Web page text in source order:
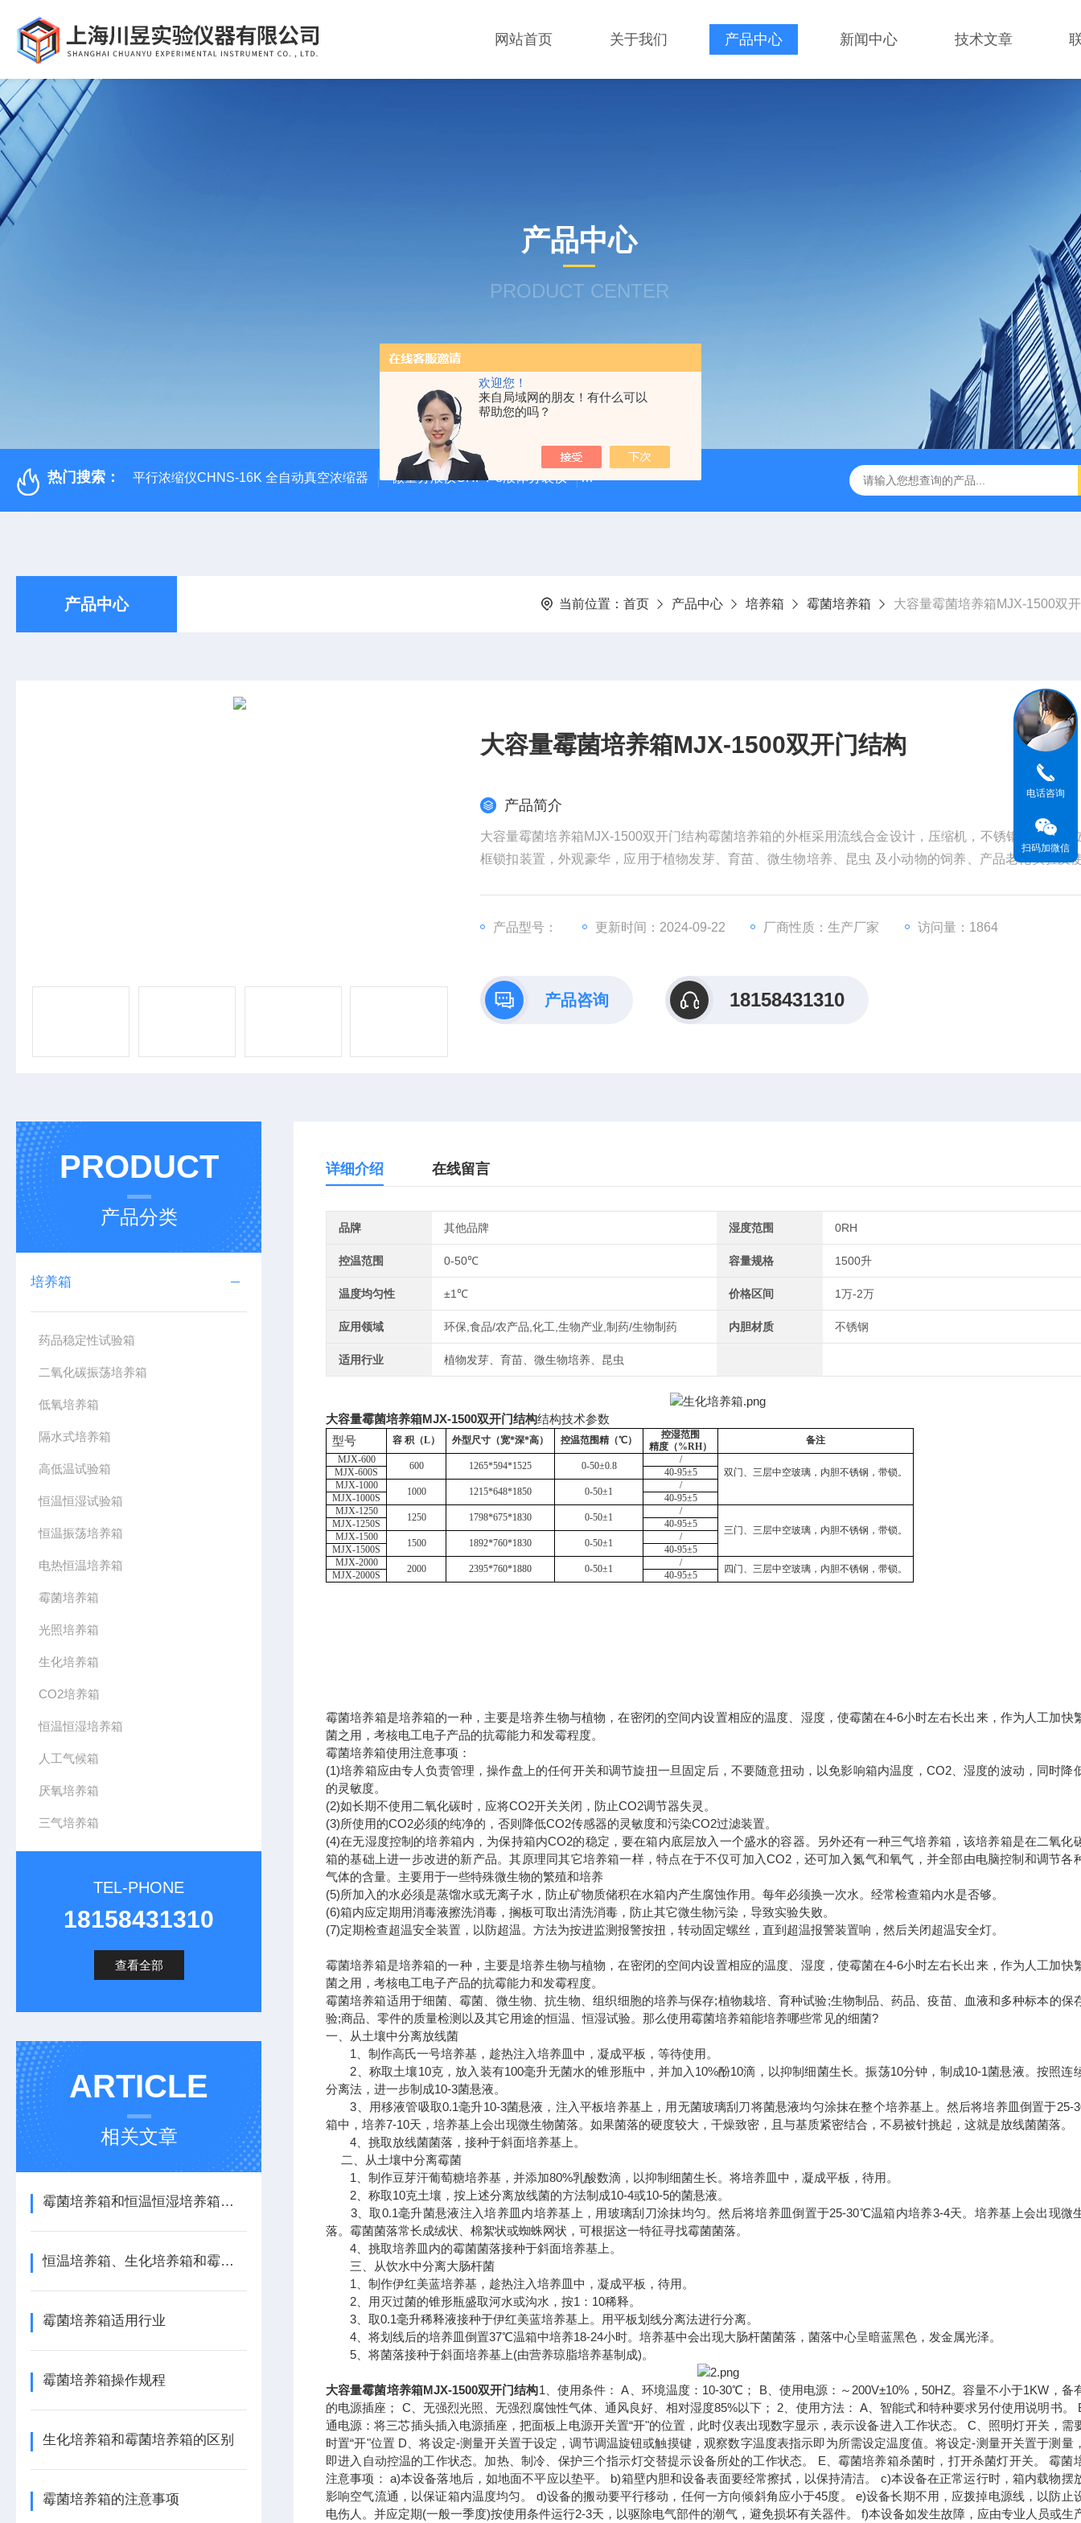
欢迎您！
来自局域网的朋友！有什么可以
帮助您的吗？
网站首页 关于我们 产品中心 新闻中心 技术文章
产品中心
PRODUCT CENTER
热门搜索： 平行浓缩仪CHNS-16K 全自动真空浓缩器 微量分液仪CHFY-8液体分装仪 全自动放射性水样蒸发浓缩赶酸仪ZDGS-8 厌氧手套箱YQX-I半自动厌氧培养箱
产品中心 当前位置： 首页 产品中心 培养箱 霉菌培养箱 大容量霉菌培养箱MJX-1500双
大容量霉菌培养箱MJX-1500双开门结构
产品简介
大容量霉菌培养箱MJX-1500双开门结构霉菌培养箱的外框采用流线合金设计，压缩机，不锈钢内胆，独
框锁扣装置，外观豪华，应用于植物发芽、育苗、微生物培养、昆虫 及小动物的饲养、产品老化实验及
产品型号： 更新时间：2024-09-22 厂商性质：生产厂家 访问量：1864
产品咨询 18158431310
PRODUCT
产品分类
培养箱
药品稳定性试验箱
二氧化碳振荡培养箱
低氧培养箱
隔水式培养箱
高低温试验箱
恒温恒湿试验箱
恒温振荡培养箱
电热恒温培养箱
霉菌培养箱
光照培养箱
生化培养箱
CO2培养箱
恒温恒湿培养箱
人工气候箱
厌氧培养箱
三气培养箱
TEL-PHONE
18158431310
查看全部
ARTICLE
相关文章
霉菌培养箱和恒温恒湿培养箱的区别
恒温培养箱、生化培养箱和霉菌培养区别
霉菌培养箱适用行业
霉菌培养箱操作规程
生化培养箱和霉菌培养箱的区别
霉菌培养箱的注意事项
详细介绍 在线留言
品牌 其他品牌 湿度范围 0RH
控温范围 0-50℃ 容量规格 1500升
温度均匀性 ±1℃ 价格区间 1万-2万
应用领域 环保,食品/农产品,化工,生物产业,制药/生物制药 内胆材质 不锈钢
适用行业 植物发芽、育苗、微生物培养、昆虫
大容量霉菌培养箱MJX-1500双开门结构结构技术参数
型号
容 积（L） 外型尺寸（宽*深*高） 控温范围精（℃）
控湿范围
精度（%RH）
备注
MJX-600
600 1265*594*1525 0-50±0.8
/
双门、三层中空玻璃，内胆不锈钢，带锁。
MJX-600S
40-95±5
MJX-1000
1000 1215*648*1850 0-50±1
/
MJX-1000S
40-95±5
MJX-1250
1250 1798*675*1830 0-50±1
/
三门、三层中空玻璃，内胆不锈钢，带锁。
MJX-1250S
40-95±5
MJX-1500
1500 1892*760*1830 0-50±1
/
MJX-1500S
40-95±5
MJX-2000
2000 2395*760*1880 0-50±1
/
四门、三层中空玻璃，内胆不锈钢，带锁。
MJX-2000S 40-95±5
霉菌培养箱是培养箱的一种，主要是培养生物与植物，在密闭的空间内设置相应的温度、湿度，使霉菌在4-6小时左右长出来，作为人工加快
菌之用，考核电工电子产品的抗霉能力和发霉程度。
霉菌培养箱使用注意事项：
(1)培养箱应由专人负责管理，操作盘上的任何开关和调节旋扭一旦固定后，不要随意扭动，以免影响箱内温度，CO2、湿度的波动，同时降
的灵敏度。
(2)如长期不使用二氧化碳时，应将CO2开关关闭，防止CO2调节器失灵。
(3)所使用的CO2必须的纯净的，否则降低CO2传感器的灵敏度和污染CO2过滤装置。
(4)在无湿度控制的培养箱内，为保持箱内CO2的稳定，要在箱内底层放入一个盛水的容器。另外还有一种三气培养箱，该培养箱是在二氧化
箱的基础上进一步改进的新产品。其原理同其它培养箱一样，特点在于不仅可加入CO2，还可加入氮气和氧气，并全部由电脑控制和调节各
气体的含量。主要用于一些特殊微生物的繁殖和培养
(5)所加入的水必须是蒸馏水或无离子水，防止矿物质储积在水箱内产生腐蚀作用。每年必须换一次水。经常检查箱内水是否够。
(6)箱内应定期用消毒液擦洗消毒，搁板可取出清洗消毒，防止其它微生物污染，导致实验失败。
(7)定期检查超温安全装置，以防超温。方法为按进监测报警按扭，转动固定螺丝，直到超温报警装置响，然后关闭超温安全灯。
霉菌培养箱是培养箱的一种，主要是培养生物与植物，在密闭的空间内设置相应的温度、湿度，使霉菌在4-6小时左右长出来，作为人工加快
菌之用，考核电工电子产品的抗霉能力和发霉程度。
霉菌培养箱适用于细菌、霉菌、微生物、抗生物、组织细胞的培养与保存;植物栽培、育种试验;生物制品、药品、疫苗、血液和多种标本的保
验;商品、零件的质量检测以及其它用途的恒温、恒湿试验。那么使用霉菌培养箱能培养哪些常见的细菌?
一、从土壤中分离放线菌
1、制作高氏一号培养基，趁热注入培养皿中，凝成平板，等待使用。
2、称取土壤10克，放入装有100毫升无菌水的锥形瓶中，并加入10%酚10滴，以抑制细菌生长。振荡10分钟，制成10-1菌悬液。按照连
分离法，进一步制成10-3菌悬液。
3、用移液管吸取0.1毫升10-3菌悬液，注入平板培养基上，用无菌玻璃刮刀将菌悬液均匀涂抹在整个培养基上。然后将培养皿倒置于25-
箱中，培养7-10天，培养基上会出现微生物菌落。如果菌落的硬度较大，干燥致密，且与基质紧密结合，不易被针挑起，这就是放线菌菌落。
4、挑取放线菌菌落，接种于斜面培养基上。
二、从土壤中分离霉菌
1、制作豆芽汗葡萄糖培养基，并添加80%乳酸数滴，以抑制细菌生长。将培养皿中，凝成平板，待用。
2、称取10克土壤，按上述分离放线菌的方法制成10-4或10-5的菌悬液。
3、取0.1毫升菌悬液注入培养皿内培养基上，用玻璃刮刀涂抹均匀。然后将培养皿倒置于25-30℃温箱内培养3-4天。培养基上会出现微
落。霉菌菌落常长成绒状、棉絮状或蜘蛛网状，可根据这一特征寻找霉菌菌落。
4、挑取培养皿内的霉菌菌落接种于斜面培养基上。
三、从饮水中分离大肠杆菌
1、制作伊红美蓝培养基，趁热注入培养皿中，凝成平板，待用。
2、用灭过菌的锥形瓶盛取河水或沟水，按1：10稀释。
3、取0.1毫升稀释液接种于伊红美蓝培养基上。用平板划线分离法进行分离。
4、将划线后的培养皿倒置37℃温箱中培养18-24小时。培养基中会出现大肠杆菌菌落，菌落中心呈暗蓝黑色，发金属光泽。
5、将菌落接种于斜面培养基上(由营养琼脂培养基制成)。
大容量霉菌培养箱MJX-1500双开门结构1、使用条件： A、环境温度：10-30℃； B、使用电源：～200V±10%，50HZ。容量不小于1KW，备
的电源插座； C、无强烈光照、无强烈腐蚀性气体、通风良好、相对湿度85%以下； 2、使用方法： A、智能式和特种要求另付使用说明书。
通电源：将三芯插头插入电源插座，把面板上电源开关置“开"的位置，此时仪表出现数字显示，表示设备进入工作状态。 C、照明灯开关，需
时置“开"位置 D、将设定-测量开关置于设定，调节调温旋钮或触摸键，观察数字温度表指示即为所需设定温度值。将设定-测量开关置于测量
即进入自动控温的工作状态。加热、制冷、保护三个指示灯交替提示设备所处的工作状态。 E、霉菌培养箱杀菌时，打开杀菌灯开关。 霉菌
注意事项： a)本设备落地后，如地面不平应以垫平。 b)箱壁内胆和设备表面要经常擦拭，以保持清洁。 c)本设备在正常运行时，箱内载物摆
影响空气流通，以保证箱内温度均匀。 d)设备的搬动要平行移动，任何一方向倾斜角应小于45度。 e)设备长期不用，应拨掉电源线，以防止
电伤人。并应定期(一般一季度)按使用条件运行2-3天，以驱除电气部件的潮气，避免损坏有关器件。 f)本设备如发生故障，应由专业人员或生
电话咨询
扫码加微信